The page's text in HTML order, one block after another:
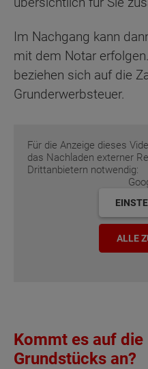
Für die Anzeige dieses
das Nachladen externer
Drittanbietern notwendig:
ALLE
Im Nachgang kann
mit dem Notar
beziehen sich auf die
Grunderwerbsteuer.
Kommt es auf die
Grundstücks an?